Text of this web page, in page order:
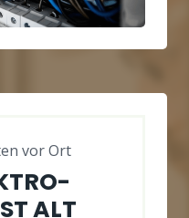
vor Ort
ALT